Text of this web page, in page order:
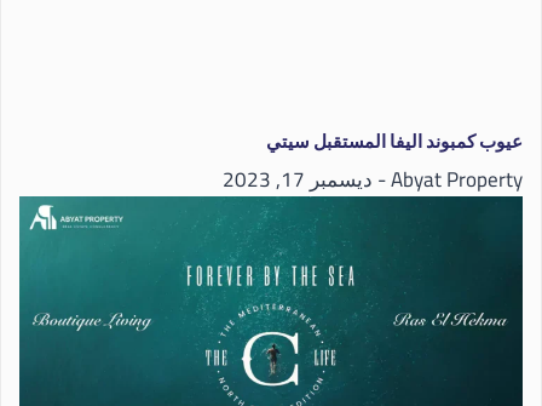
عيوب كمبوند اليفا المستقبل سيتي
Abyat Property ديسمبر 17, 2023